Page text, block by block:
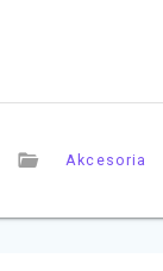
Akcesoria